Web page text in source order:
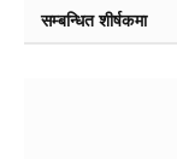
सम्बन्धित शीर्षकमा